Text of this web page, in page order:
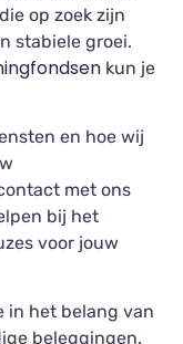
op zoek zijn
stabiele groei.
kun je
en hoe wij
met ons
bij het
voor jouw
in het belang van
beleggingen.